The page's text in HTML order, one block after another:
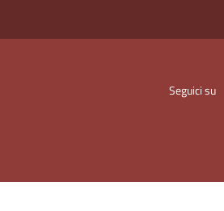
Seguici su